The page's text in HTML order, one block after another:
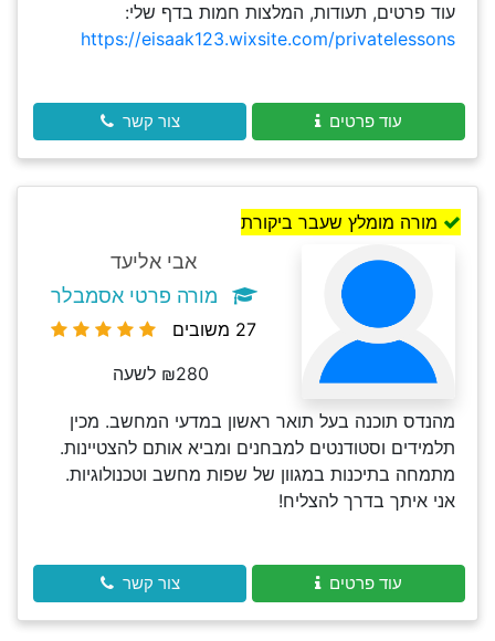
עוד פרטים, תעודות, המלצות חמות בדף שלי:
https://eisaak123.wixsite.com/privatelessons
עוד פרטים צור קשר
מורה מומלץ שעבר ביקורת
אבי אליעד
מורה פרטי אסמבלר
27 משובים
₪280 לשעה
מהנדס תוכנה בעל תואר ראשון במדעי המחשב. מכין
תלמידים וסטודנטים למבחנים ומביא אותם להצטיינות.
מתמחה בתיכנות במגוון של שפות מחשב וטכנולוגיות.
אני איתך בדרך להצליח!
עוד פרטים צור קשר